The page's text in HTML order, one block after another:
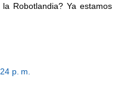
Robotlandia? Ya estamos
p. m.